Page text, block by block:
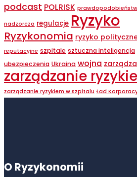
podcast POLRISK
nadzorcza regulacje Ryzyko
Ryzykonomia ryzyko
reputacyjne szpitale sztuczna inteligencja
ubezpieczenia Ukraina wojna
zarządzanie
zarządzanie ryzykiem w szpitalu Ład
O Ryzykonomii